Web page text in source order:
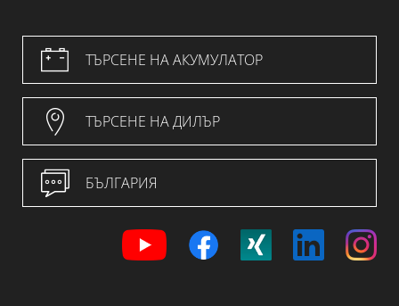
ТЪРСЕНЕ НА АКУМУЛАТОР
ТЪРСЕНЕ НА ДИЛЪР
БЪЛГАРИЯ